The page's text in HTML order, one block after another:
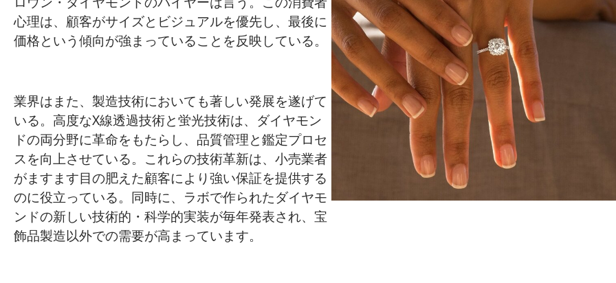
心理は、顧客がサイズとビジュアルを優先し、最後に
価格という傾向が強まっていることを反映している。
業界はまた、製造技術においても著しい発展を遂げて
いる。高度なX線透過技術と蛍光技術は、ダイヤモン
ドの両分野に革命をもたらし、品質管理と鑑定プロセ
スを向上させている。これらの技術革新は、小売業者
がますます目の肥えた顧客により強い保証を提供する
のに役立っている。同時に、ラボで作られたダイヤモ
ンドの新しい技術的・科学的実装が毎年発表され、宝
飾品製造以外での需要が高まっています。